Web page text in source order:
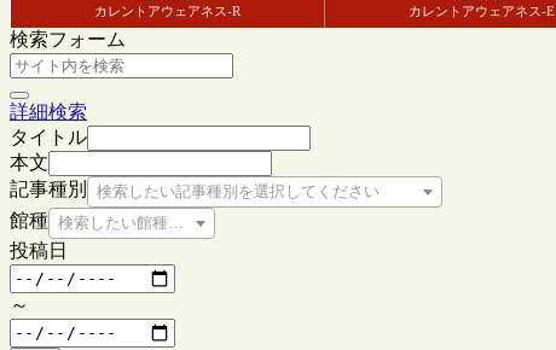
カレントアウェアネス-R カレントアウェアネス-E
検索フォーム
詳細検索
タイトル
本文
記事種別
検索したい記事種別を選択してください
館種 検索したい館種を選択してください
投稿日
～